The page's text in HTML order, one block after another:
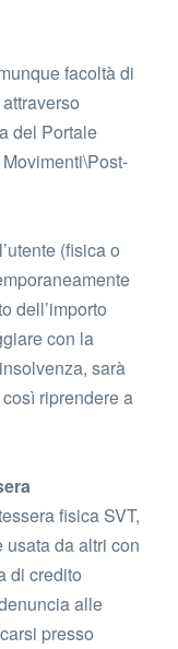
facoltà di
del Portale
(fisica o
dell’importo
con la
sarà
riprendere a
fisica SVT,
usata da altri con
di credito
alle
presso